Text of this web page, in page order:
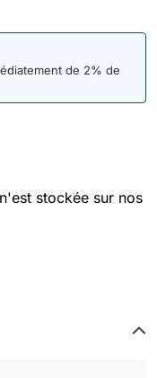
de 2% de
stockée sur nos